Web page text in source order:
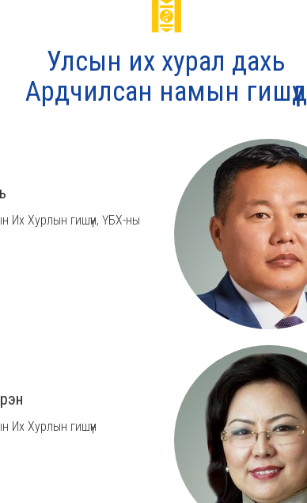
Улсын их хурал дахь
Ардчилсан намын гишүүд
Их Хурлын гишүүн, ҮБХ-ны
Их Хурлын гишүүн